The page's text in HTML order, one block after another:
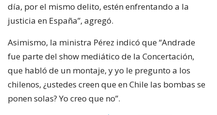
día, por el mismo delito, estén enfrentando a la
justicia en España”, agregó.
Asimismo, la ministra Pérez indicó que “Andrade
fue parte del show mediático de la Concertación,
que habló de un montaje, y yo le pregunto a los
chilenos, ¿ustedes creen que en Chile las bombas se
ponen solas? Yo creo que no”.